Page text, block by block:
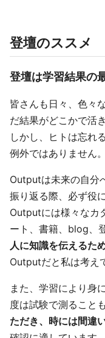
登壇のススメ
登壇は学習結果の
皆さんも日々、色々
だ結果がどこかで活
しかし、ヒトは忘れ
例外ではありません。
Outputは未来の自分
振り返る際、必ず役
Outputには様々なカ
ート、書籍、blog、
人に知識を伝えるた
Outputだと私は考え
また、学習により身
度は試験で測ること
ただき、時には間違